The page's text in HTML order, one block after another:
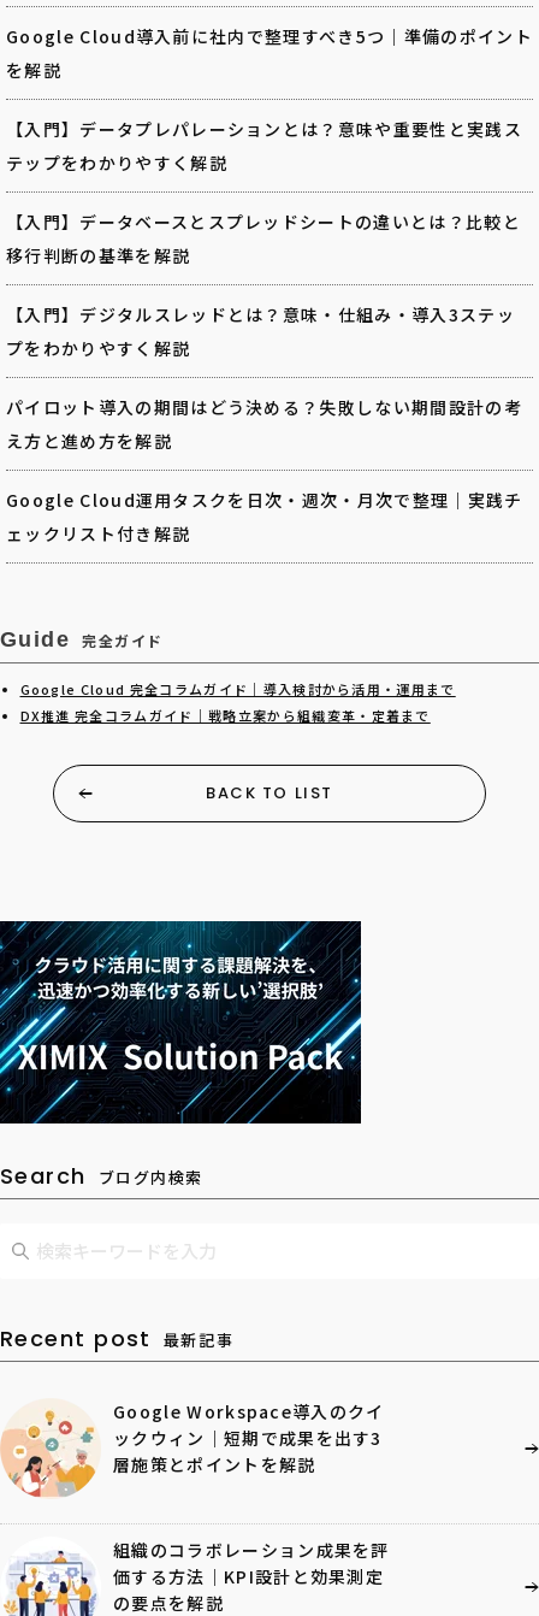
Google Cloud導入前に社内で整理すべき5つ｜準備のポイント
を解説
【入門】データプレパレーションとは？意味や重要性と実践ス
テップをわかりやすく解説
【入門】データベースとスプレッドシートの違いとは？比較と
移行判断の基準を解説
【入門】デジタルスレッドとは？意味・仕組み・導入3ステッ
プをわかりやすく解説
パイロット導入の期間はどう決める？失敗しない期間設計の考
え方と進め方を解説
Google Cloud運用タスクを日次・週次・月次で整理｜実践チ
ェックリスト付き解説
Guide 完全ガイド
Google Cloud 完全コラムガイド｜導入検討から活用・運用まで
DX推進 完全コラムガイド｜戦略立案から組織変革・定着まで
BACK TO LIST
Search ブログ内検索
Recent post 最新記事
Google Workspace導入のクイ
ックウィン｜短期で成果を出す3
層施策とポイントを解説
組織のコラボレーション成果を評
価する方法｜KPI設計と効果測定
の要点を解説